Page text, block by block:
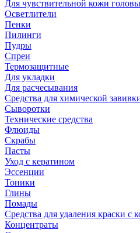
Для чувствительной кожи головы
Осветлители
Пенки
Пилинги
Пудры
Спреи
Термозащитные
Для укладки
Для расчесывания
Средства для химической
Сыворотки
Технические средства
Флюиды
Скрабы
Пасты
Уход с кератином
Эссенции
Тоники
Глины
Помады
Средства для удаления краски с
Концентраты